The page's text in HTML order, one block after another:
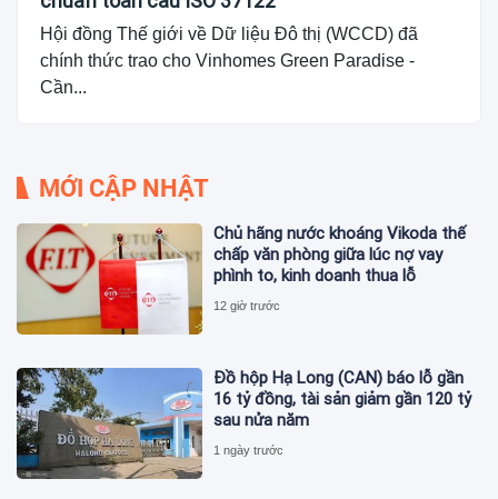
Hội đồng Thế giới về Dữ liệu Đô thị (WCCD) đã
chính thức trao cho Vinhomes Green Paradise -
Cần...
MỚI CẬP NHẬT
Chủ hãng nước khoáng Vikoda thế
chấp văn phòng giữa lúc nợ vay
phình to, kinh doanh thua lỗ
12 giờ trước
Đồ hộp Hạ Long (CAN) báo lỗ gần
16 tỷ đồng, tài sản giảm gần 120 tỷ
sau nửa năm
1 ngày trước